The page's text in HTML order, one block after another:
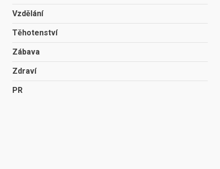
Vzdělání
Těhotenství
Zábava
Zdraví
PR